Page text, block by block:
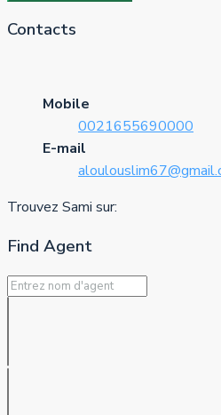
Contacts
Mobile
0021655690000
E-mail
Trouvez Sami sur:
Find Agent